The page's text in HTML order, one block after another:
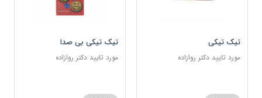
تیک تیکی
مورد تایید دکتر روازاده
تیک تیکی بی صدا
مورد تایید دکتر روازاده